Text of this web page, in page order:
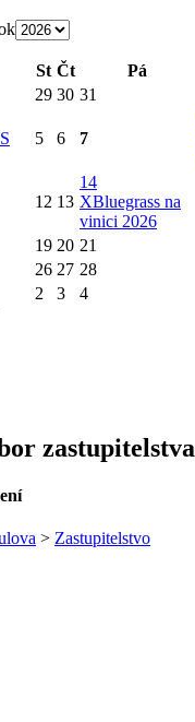
St Čt Pá
29 30 31
5 6 7
12 13
14
XBluegrass na
vinici 2026
19 20 21
26 27 28
2 3 4
zastupitelstva
> Zastupitelstvo